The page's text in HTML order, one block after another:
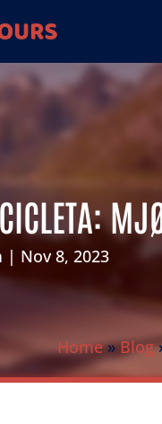
Nov 8, 2023
Home»Blog